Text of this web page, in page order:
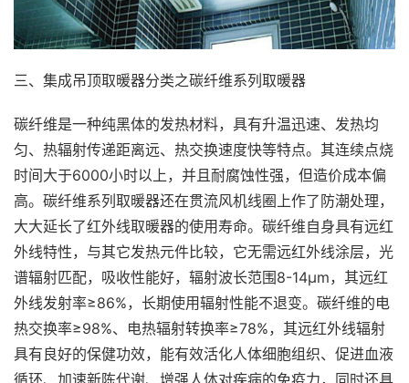
三、集成吊顶取暖器分类之碳纤维系列取暖器
碳纤维是一种纯黑体的发热材料，具有升温迅速、发热均
匀、热辐射传递距离远、热交换速度快等特点。其连续点烧
时间大于6000小时以上，并且耐腐蚀性强，但造价成本偏
高。碳纤维系列取暖器还在贯流风机线圈上作了防潮处理，
大大延长了红外线取暖器的使用寿命。碳纤维自身具有远红
外线特性，与其它发热元件比较，它无需远红外线涂层，光
谱辐射匹配，吸收性能好，辐射波长范围8-14μm，其远红
外线发射率≥86%，长期使用辐射性能不退变。碳纤维的电
热交换率≥98%、电热辐射转换率≥78%，其远红外线辐射
具有良好的保健功效，能有效活化人体细胞组织、促进血液
循环、加速新陈代谢、增强人体对疾病的免疫力，同时还具